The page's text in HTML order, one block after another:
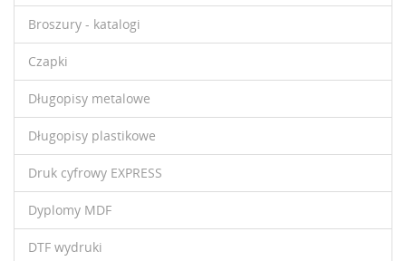
Broszury - katalogi
Czapki
Długopisy metalowe
Długopisy plastikowe
Druk cyfrowy EXPRESS
Dyplomy MDF
DTF wydruki